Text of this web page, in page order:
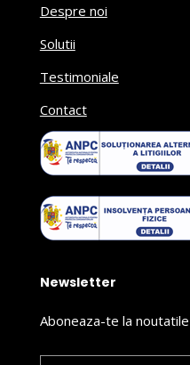
Despre noi
Solutii
Testimoniale
Contact
Newsletter
Aboneaza-te la